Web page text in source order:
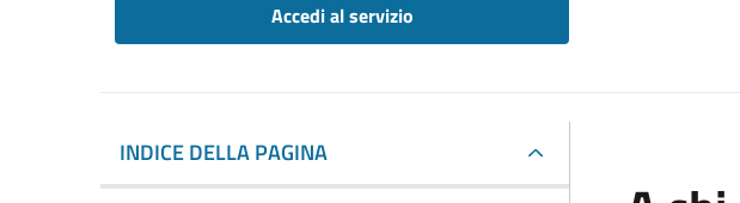
Accedi al servizio
INDICE DELLA PAGINA